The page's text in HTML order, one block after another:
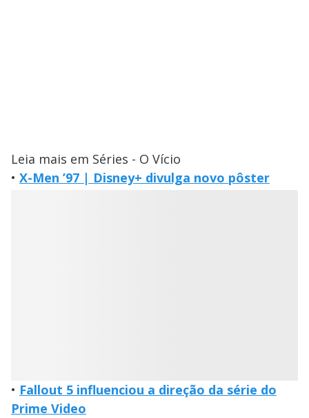
Leia mais em Séries - O Vício
• X-Men ’97 | Disney+ divulga novo pôster
• Fallout 5 influenciou a direção da série do
Prime Video